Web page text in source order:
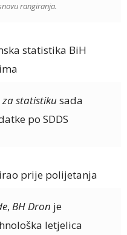
rangiranja.
statistika BiH
za statistikusada
po SDDS
prije polijetanja
, BH Dron je
letjelica